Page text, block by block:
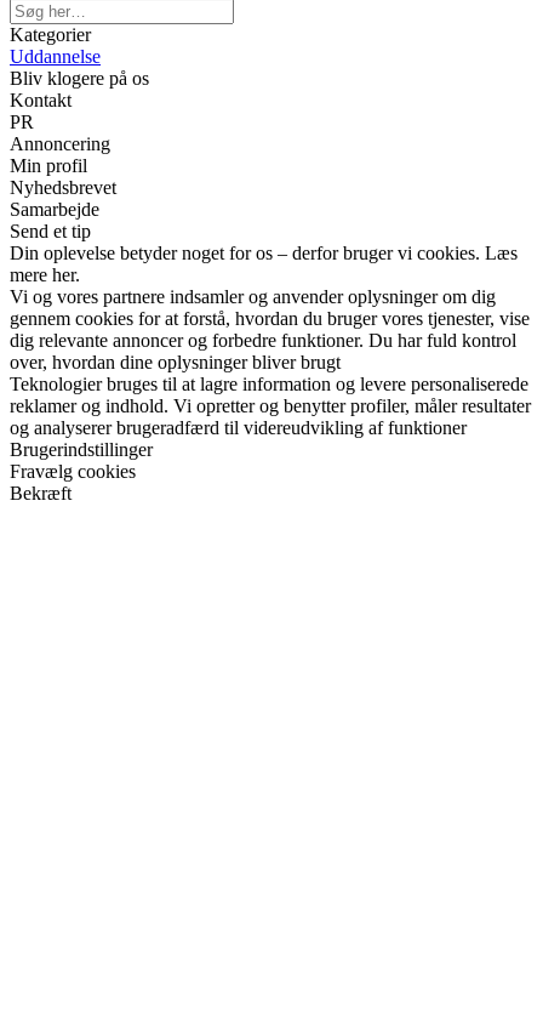
Kategorier
Uddannelse
Bliv klogere på os
Kontakt
PR
Annoncering
Min profil
Nyhedsbrevet
Samarbejde
Send et tip
Din oplevelse betyder noget for os – derfor bruger vi cookies. Læs
mere her.
Vi og vores partnere indsamler og anvender oplysninger om dig
gennem cookies for at forstå, hvordan du bruger vores tjenester, vise
dig relevante annoncer og forbedre funktioner. Du har fuld kontrol
over, hvordan dine oplysninger bliver brugt
Teknologier bruges til at lagre information og levere personaliserede
reklamer og indhold. Vi opretter og benytter profiler, måler resultater
og analyserer brugeradfærd til videreudvikling af funktioner
Brugerindstillinger
Fravælg cookies
Bekræft